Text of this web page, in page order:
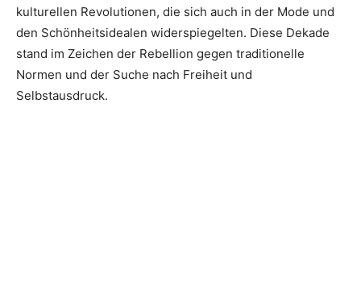
kulturellen Revolutionen, die sich auch in der Mode und
den Schönheitsidealen widerspiegelten. Diese Dekade
stand im Zeichen der Rebellion gegen traditionelle
Normen und der Suche nach Freiheit und
Selbstausdruck.